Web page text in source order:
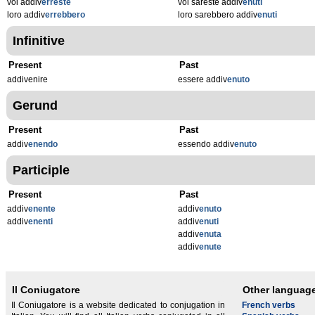
voi addiverreste
loro addiverrebbero
voi sareste addivenuti
loro sarebbero addivenuti
Infinitive
Present
addivenire
Past
essere addivenuto
Gerund
Present
addivenendo
Past
essendo addivenuto
Participle
Present
addivenente
addivenenti
Past
addivenuto
addivenuti
addivenuta
addivenute
Il Coniugatore
Il Coniugatore is a website dedicated to conjugation in
Other
French verbs